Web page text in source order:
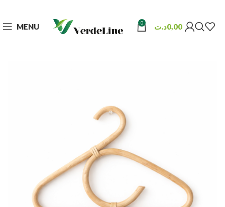
MENU 0 0,00د.ت